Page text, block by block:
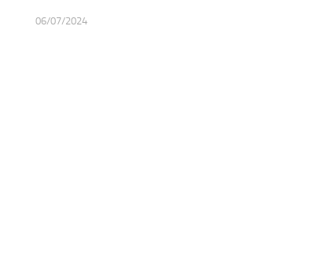
06/07/2024